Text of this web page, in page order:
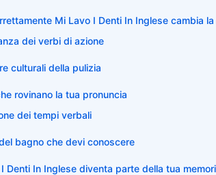
Mi Lavo I Denti In Inglese cambia
dei verbi di azione
culturali della pulizia
rovinano la tua pronuncia
dei tempi verbali
bagno che devi conoscere
Denti In Inglese diventa parte della tua